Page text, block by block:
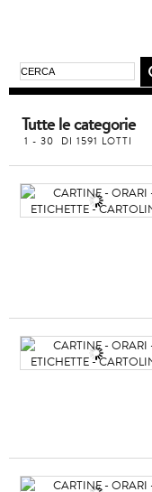
Tutte le categorie
1 - 30 DI 1591 LOTTI